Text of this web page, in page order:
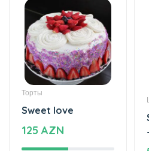
Торты
Sweet love
125 AZN